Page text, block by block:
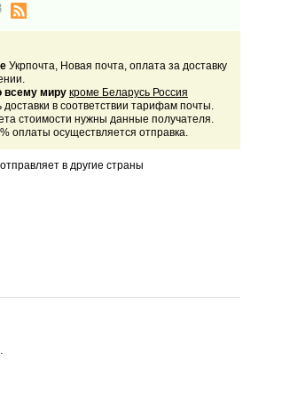
Укрпочта, Новая почта, оплата за доставку
всему миру кроме Беларусь Россия
доставки в соответствии тарифам почты.
стоимости нужны данные получателя.
оплаты осуществляется отправка.
в другие страны